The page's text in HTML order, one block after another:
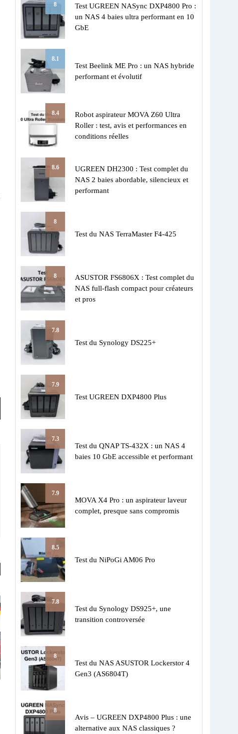
8
Test UGREEN NASync DXP4800 Pro :
un NAS 4 baies ultra performant en 10
GbE
8.1
Test Beelink ME Pro : un NAS hybride
performant et évolutif
8.4
Robot aspirateur MOVA Z60 Ultra
Roller : test, avis et performances en
conditions réelles
8.6
UGREEN DH2300 : Test complet du
NAS 2 baies abordable, silencieux et
performant
8
Test du NAS TerraMaster F4-425
8
ASUSTOR FS6806X : Test complet du
NAS full-flash compact pour créateurs
et pros
7.8
Test du Synology DS225+
7.9
Test UGREEN DXP4800 Plus
7.3
Test du QNAP TS-432X : un NAS 4
baies 10 GbE accessible et performant
7.9
MOVA X4 Pro : un aspirateur laveur
complet, presque sans compromis
8.5
Test du NiPoGi AM06 Pro
7.8
Test du Synology DS925+, une
transition controversée
8
Test du NAS ASUSTOR Lockerstor 4
Gen3 (AS6804T)
8
Avis – UGREEN DXP4800 Plus : une
alternative aux NAS classiques ?